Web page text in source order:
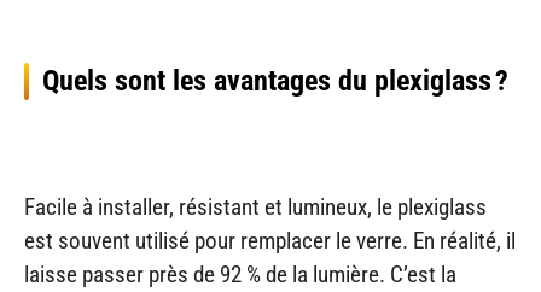
Quels sont les avantages du plexiglass ?
Facile à installer, résistant et lumineux, le plexiglass
est souvent utilisé pour remplacer le verre. En réalité, il
laisse passer près de 92 % de la lumière. C’est la